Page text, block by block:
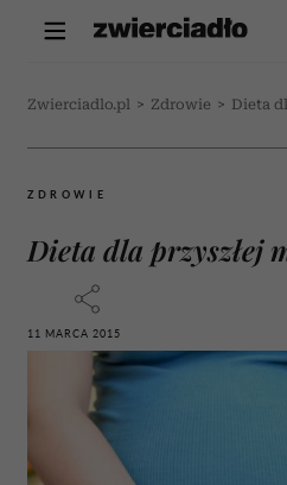
Zwierciadlo.pl > Zdrowie > Dieta
ZDROWIE
Dieta dla przyszłej
11 MARCA 2015